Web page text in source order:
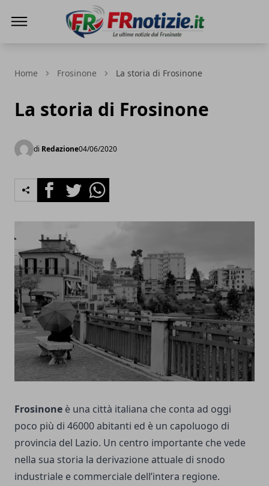
Home Frosinone La storia di Frosinone
La storia di Frosinone
di Redazione04/06/2020
FacebookTwitterWhatsapp
Frosinone è una città italiana che conta ad oggi
poco più di 46000 abitanti ed è un capoluogo di
provincia del Lazio. Un centro importante che vede
nella sua storia la derivazione attuale di snodo
industriale e commerciale dell’intera regione.